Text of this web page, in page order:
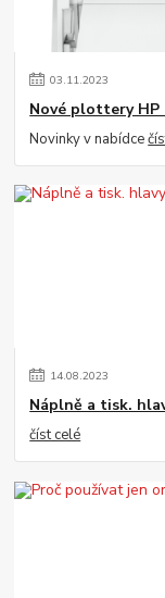
03.11.2023
Nové plottery HP
Novinky v nabídce
14.08.2023
Náplně a tisk.
číst celé